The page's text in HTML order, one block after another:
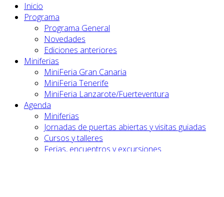
Inicio
Programa
Programa General
Novedades
Ediciones anteriores
Miniferias
MiniFeria Gran Canaria
MiniFeria Tenerife
MiniFeria Lanzarote/Fuerteventura
Agenda
Miniferias
Jornadas de puertas abiertas y visitas guiadas
Cursos y talleres
Ferias, encuentros y excursiones